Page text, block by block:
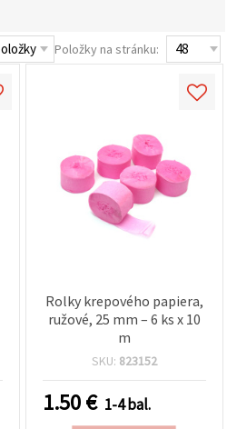
Položky na stránku:
Rolky krepového papiera,
ružové, 25 mm – 6 ks x 10
m
SKU: 823152
1.50€ 1-4 bal.